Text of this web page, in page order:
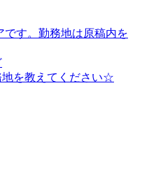
す。勤務地は原稿内を
を教えてください☆